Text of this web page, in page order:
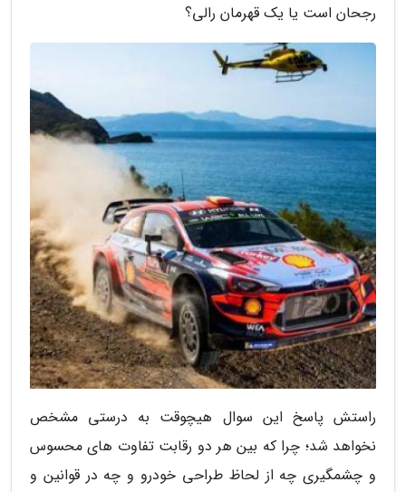
رجحان است یا یک قهرمان رالی؟
راستش پاسخ این سوال هیچوقت به درستی مشخص
نخواهد شد؛ چرا که بین هر دو رقابت تفاوت های محسوس
و چشمگیری چه از لحاظ طراحی خودرو و چه در قوانین و